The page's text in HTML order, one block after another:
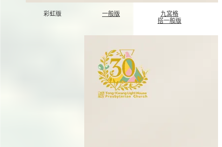
彩虹版 一般版
九宮格
搭一般版